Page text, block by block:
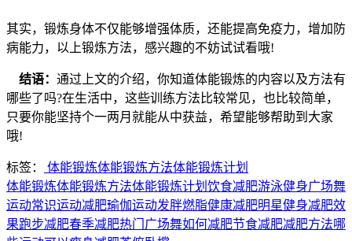
其实，锻炼身体不仅能够增强体质，还能提高免疫力，增加防
病能力，以上锻炼方法，感兴趣的不妨试试看哦!
结语： 通过上文的介绍，你知道体能锻炼的内容以及方法有
哪些了吗?在生活中，这些训练方法比较常见，也比较简单，
只要你能坚持个一两月就能从中获益，希望能够帮助到大家
哦!
标签： 体能锻炼体能锻炼方法体能锻炼计划
体能锻炼体能锻炼方法体能锻炼计划 饮食减肥游泳健身广场舞
运动常识运动减肥瑜伽运动发胖燃脂健康减肥明星健身减肥效
果跑步减肥春季减肥热门广场舞如何减肥节食减肥减肥方法哪